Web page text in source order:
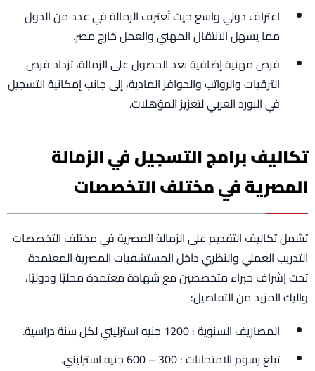
اعتراف دولي واسع حيث تُعترف الزمالة في عدد من الدول
مما يسهل الانتقال المهني والعمل خارج مصر.
فرص مهنية إضافية بعد الحصول على الزمالة، تزداد فرص
الترقيات والرواتب والحوافز المادية، إلى جانب إمكانية التسجيل
في البورد العربي لتعزيز المؤهلات.
تكاليف برامج التسجيل في الزمالة
المصرية في مختلف التخصصات
تشمل تكاليف التقديم على الزمالة المصرية في مختلف التخصصات
التدريب العملي والنظري داخل المستشفيات المصرية المعتمدة
تحت إشراف خبراء متخصصين مع شهادة معتمدة محليًا ودوليًا،
واليك المزيد من التفاصيل:
المصاريف السنوية : 1200 جنيه استرليني لكل سنة دراسية.
تبلغ رسوم الامتحانات : 300 – 600 جنيه استرليني.